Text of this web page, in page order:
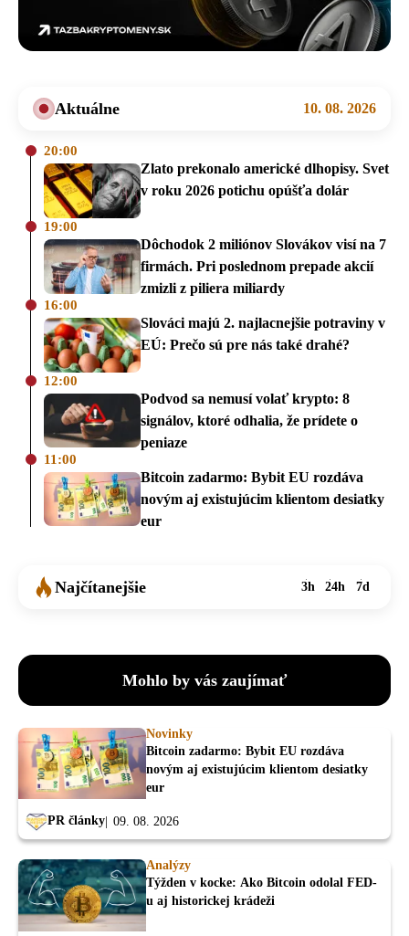
Aktuálne 10. 08. 2026
20:00
Zlato prekonalo americké dlhopisy. Svet
v roku 2026 potichu opúšťa dolár
19:00
Dôchodok 2 miliónov Slovákov visí na 7
firmách. Pri poslednom prepade akcií
zmizli z piliera miliardy
16:00
Slováci majú 2. najlacnejšie potraviny v
EÚ: Prečo sú pre nás také drahé?
12:00
Podvod sa nemusí volať krypto: 8
signálov, ktoré odhalia, že prídete o
peniaze
11:00
Bitcoin zadarmo: Bybit EU rozdáva
novým aj existujúcim klientom desiatky
eur
Najčítanejšie 3h 24h 7d
Mohlo by vás zaujímať
Novinky
Bitcoin zadarmo: Bybit EU rozdáva
novým aj existujúcim klientom desiatky
eur
PR články 09. 08. 2026
Analýzy
Týžden v kocke: Ako Bitcoin odolal FED-
u aj historickej krádeži